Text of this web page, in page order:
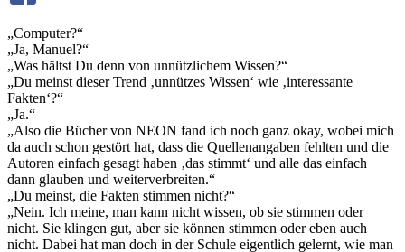
„Computer?“
„Ja, Manuel?“
„Was hältst Du denn von unnützlichem Wissen?“
„Du meinst dieser Trend ‚unnützes Wissen‘ wie ‚interessante
Fakten‘?“
„Ja.“
„Also die Bücher von NEON fand ich noch ganz okay, wobei mich
da auch schon gestört hat, dass die Quellenangaben fehlten und die
Autoren einfach gesagt haben ‚das stimmt‘ und alle das einfach
dann glauben und weiterverbreiten.“
„Du meinst, die Fakten stimmen nicht?“
„Nein. Ich meine, man kann nicht wissen, ob sie stimmen oder
nicht. Sie klingen gut, aber sie können stimmen oder eben auch
nicht. Dabei hat man doch in der Schule eigentlich gelernt, wie man